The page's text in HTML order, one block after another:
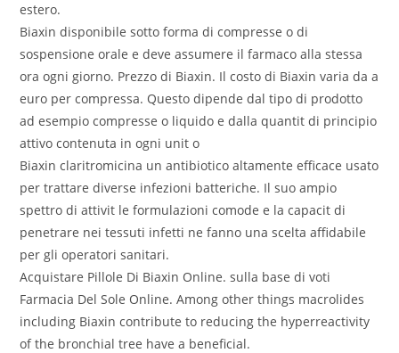
estero.
Biaxin disponibile sotto forma di compresse o di
sospensione orale e deve assumere il farmaco alla stessa
ora ogni giorno. Prezzo di Biaxin. Il costo di Biaxin varia da a
euro per compressa. Questo dipende dal tipo di prodotto
ad esempio compresse o liquido e dalla quantit di principio
attivo contenuta in ogni unit o
Biaxin claritromicina un antibiotico altamente efficace usato
per trattare diverse infezioni batteriche. Il suo ampio
spettro di attivit le formulazioni comode e la capacit di
penetrare nei tessuti infetti ne fanno una scelta affidabile
per gli operatori sanitari.
Acquistare Pillole Di Biaxin Online. sulla base di voti
Farmacia Del Sole Online. Among other things macrolides
including Biaxin contribute to reducing the hyperreactivity
of the bronchial tree have a beneficial.